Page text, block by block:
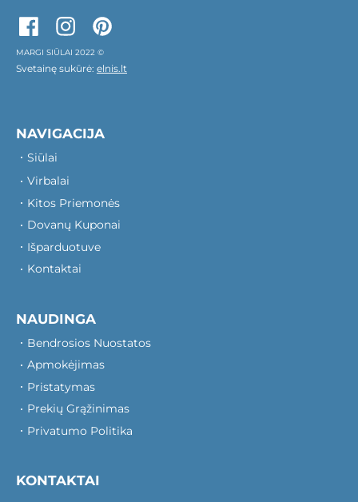
MARGI SIŪLAI 2022 ©
Svetainę sukūrė: elnis.lt
NAVIGACIJA
Siūlai
Virbalai
Kitos Priemonės
Dovanų Kuponai
Išparduotuve
Kontaktai
NAUDINGA
Bendrosios Nuostatos
Apmokėjimas
Pristatymas
Prekių Grąžinimas
Privatumo Politika
KONTAKTAI